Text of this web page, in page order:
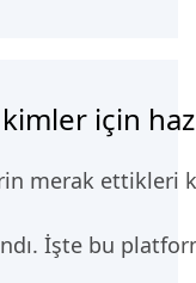
için
merak ettikleri
İşte bu